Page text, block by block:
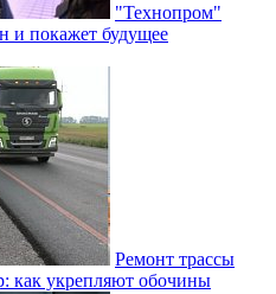
"Технопром"
и покажет будущее
Ремонт трассы
как укрепляют обочины